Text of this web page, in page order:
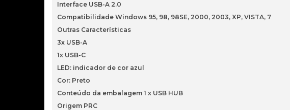
Interface USB-A 2.0
Compatibilidade Windows 95, 98, 98SE, 2000, 2003, XP, VISTA, 7
Outras Características
3x USB-A
1x USB-C
LED: indicador de cor azul
Cor: Preto
Conteúdo da embalagem 1 x USB HUB
Origem PRC